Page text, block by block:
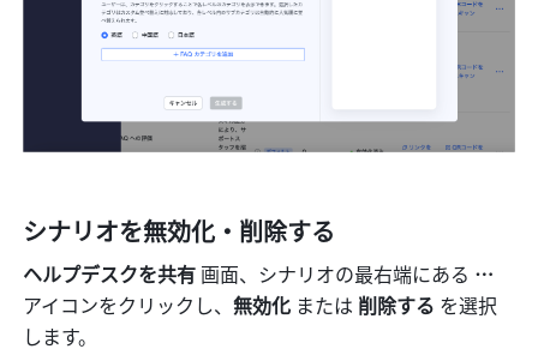
シナリオを無効化・削除する
ヘルプデスクを共有 画面、シナリオの最右端にある …
アイコンをクリックし、無効化 または 削除する を選択
します。